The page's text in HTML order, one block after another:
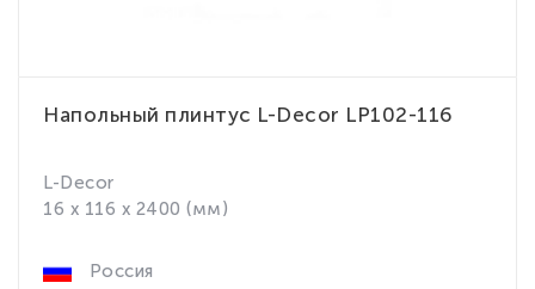
Напольный плинтус L-Decor LP102-116
L-Decor
16 x 116 x 2400 (мм)
Россия